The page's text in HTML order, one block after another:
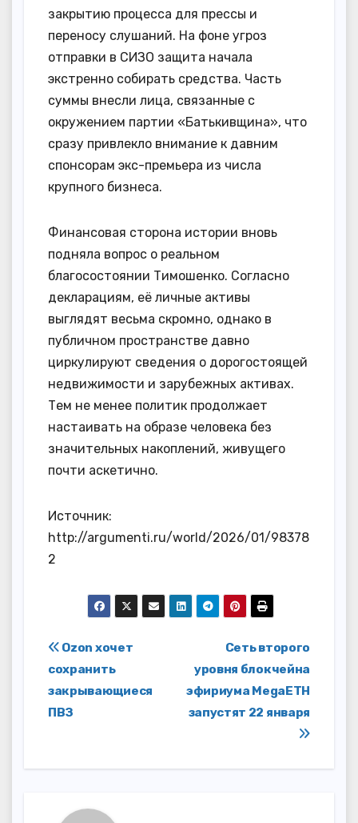
закрытию процесса для прессы и
переносу слушаний. На фоне угроз
отправки в СИЗО защита начала
экстренно собирать средства. Часть
суммы внесли лица, связанные с
окружением партии «Батькивщина», что
сразу привлекло внимание к давним
спонсорам экс-премьера из числа
крупного бизнеса.
Финансовая сторона истории вновь
подняла вопрос о реальном
благосостоянии Тимошенко. Согласно
декларациям, её личные активы
выглядят весьма скромно, однако в
публичном пространстве давно
циркулируют сведения о дорогостоящей
недвижимости и зарубежных активах.
Тем не менее политик продолжает
настаивать на образе человека без
значительных накоплений, живущего
почти аскетично.
Источник:
http://argumenti.ru/world/2026/01/98378
2
Навигация
по
записям
Сеть второго
уровня блокчейна
эфириума MegaETH
запустят 22 января
Ozon хочет
сохранить
закрывающиеся
ПВЗ